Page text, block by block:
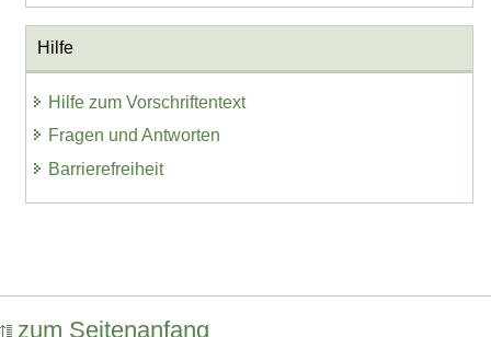
Hilfe
Hilfe zum Vorschriftentext
Fragen und Antworten
Barrierefreiheit
zum Seitenanfang